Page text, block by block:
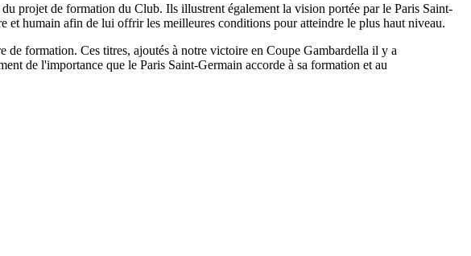
projet de formation du Club. Ils illustrent également la vision portée par le Paris Saint-
et humain afin de lui offrir les meilleures conditions pour atteindre le plus haut niveau.
formation. Ces titres, ajoutés à notre victoire en Coupe Gambardella il y a
de l'importance que le Paris Saint-Germain accorde à sa formation et au